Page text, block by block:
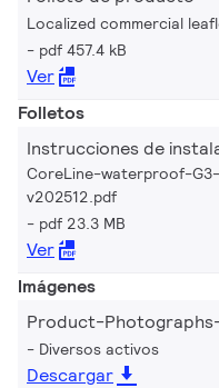
Localized commercial
pdf 457.4 kB
Ver
Folletos
Instrucciones de
CoreLine-waterproof-
v202512.pdf
pdf 23.3 MB
Ver
Imágenes
Product-
Diversos activos
Descargar